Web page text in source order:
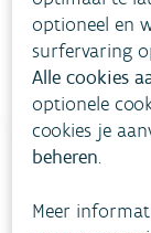
Heb je
optioneel en
surfervaring
Alle cookies
optionele
cookies je
beheren.
Meer